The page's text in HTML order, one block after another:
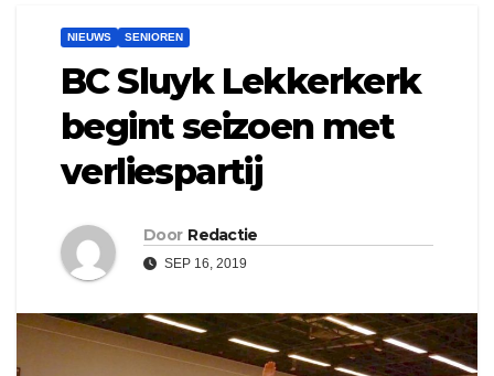
NIEUWS SENIOREN
BC Sluyk Lekkerkerk
begint seizoen met
verliespartij
Door Redactie
SEP 16, 2019